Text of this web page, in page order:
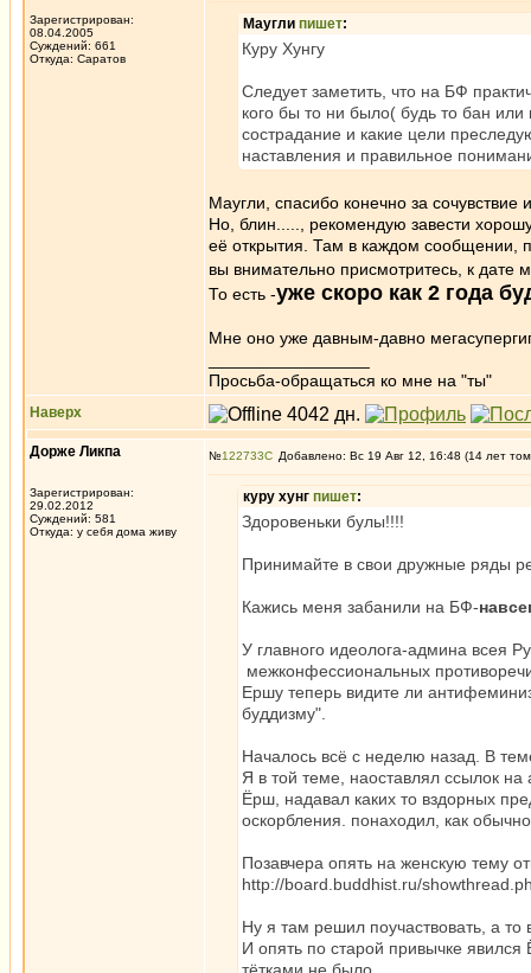
Зарегистрирован:
08.04.2005
Суждений: 661
Откуда: Саратов
Маугли пишет:
Куру Хунгу
Следует заметить, что на БФ
кого бы то ни было( будь то бан
сострадание и какие цели
наставления и правильное
Маугли, спасибо конечно за сочувствие
Но, блин....., рекомендую завести
её открытия. Там в каждом сообщении,
вы внимательно присмотритесь, к дате
То есть -уже скоро как 2 года
Мне оно уже давным-давно
Просьба-обращаться ко мне на "ты"
Наверх
Дорже Ликпа
Зарегистрирован:
29.02.2012
Суждений: 581
Откуда: у себя дома живу
№122733 Добавлено: Вс 19 Авг 12, 16:48 (14 лет
куру хунг пишет:
Здоровеньки булы!!!!
Принимайте в свои дружные ряды
Кажись меня забанили на БФ-
У главного идеолога-админа всея
межконфессиональных
Ершу теперь видите ли
буддизму".
Началось всё с неделю назад. В
Я в той теме, наоставлял ссылок
Ёрш, надавал каких то вздорных
оскорбления. понаходил, как
Позавчера опять на женскую тему
http://board.buddhist.ru/
Ну я там решил поучаствовать, а
И опять по старой привычке